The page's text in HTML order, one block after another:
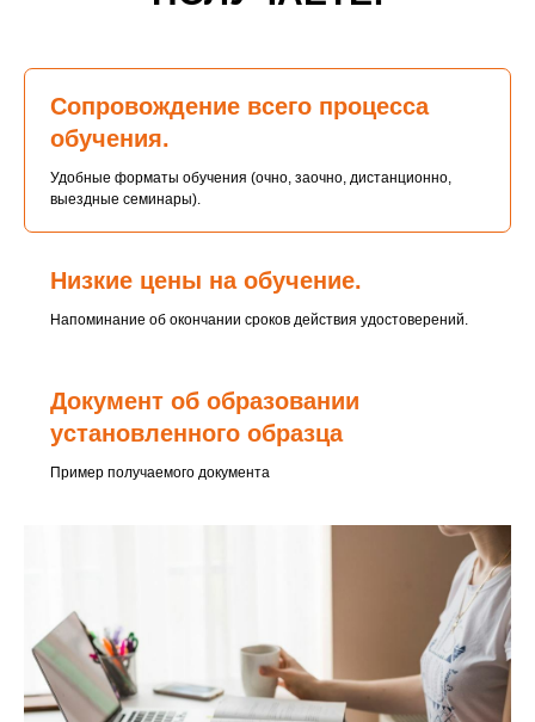
Сопровождение всего процесса
обучения.
Удобные форматы обучения (очно, заочно, дистанционно,
выездные семинары).
Низкие цены на обучение.
Напоминание об окончании сроков действия удостоверений.
Документ об образовании
установленного образца
Пример получаемого документа